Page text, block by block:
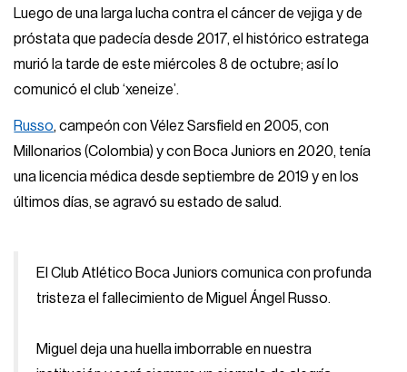
Luego de una larga lucha contra el cáncer de vejiga y de
próstata que padecía desde 2017, el histórico estratega
murió la tarde de este miércoles 8 de octubre; así lo
comunicó el club ‘xeneize’.
Russo, campeón con Vélez Sarsfield en 2005, con
Millonarios (Colombia) y con Boca Juniors en 2020, tenía
una licencia médica desde septiembre de 2019 y en los
últimos días, se agravó su estado de salud.
El Club Atlético Boca Juniors comunica con profunda
tristeza el fallecimiento de Miguel Ángel Russo.
Miguel deja una huella imborrable en nuestra